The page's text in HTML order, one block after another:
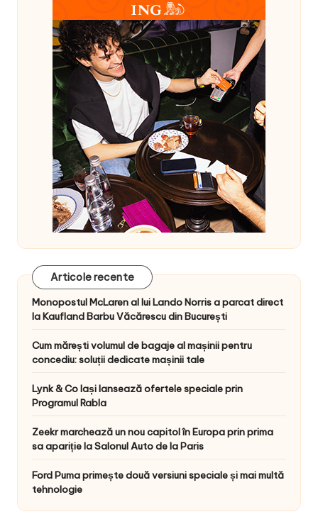
Articole recente
Monopostul McLaren al lui Lando Norris a parcat direct
la Kaufland Barbu Văcărescu din București
Cum mărești volumul de bagaje al mașinii pentru
concediu: soluții dedicate mașinii tale
Lynk & Co Iași lansează ofertele speciale prin
Programul Rabla
Zeekr marchează un nou capitol în Europa prin prima
sa apariție la Salonul Auto de la Paris
Ford Puma primește două versiuni speciale și mai multă
tehnologie